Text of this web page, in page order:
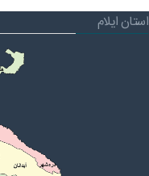
استان ایلام